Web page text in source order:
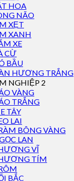
HOA
NÃO
XẸT
XANH
XE
CỪ
BẦU
HƯƠNG TRẮNG
NGHIỆP 2
VÀNG
TRẮNG
TÂY
LAI
BÔNG VÀNG
LAN
VĨ
TÍM
BẮC